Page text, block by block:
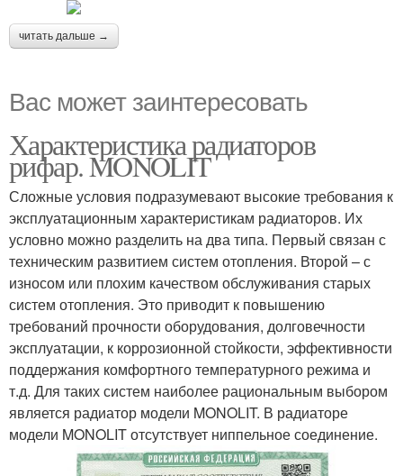
читать дальше →
Вас может заинтересовать
Характеристика радиаторов
рифар. MONOLIT
Сложные условия подразумевают высокие требования к
эксплуатационным характеристикам радиаторов. Их
условно можно разделить на два типа. Первый связан с
техническим развитием систем отопления. Второй – с
износом или плохим качеством обслуживания старых
систем отопления. Это приводит к повышению
требований прочности оборудования, долговечности
эксплуатации, к коррозионной стойкости, эффективности
поддержания комфортного температурного режима и
т.д. Для таких систем наиболее рациональным выбором
является радиатор модели MONOLIT. В радиаторе
модели MONOLIT отсутствует ниппельное соединение.